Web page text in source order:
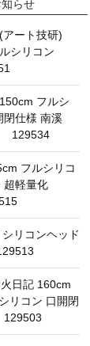
知らせ
ート技研)
シリコン
フルシ
閉仕様 南溪
129534
フルシリコ
超軽量化
リコンヘッド
火日記 160cm
リコン 口開閉